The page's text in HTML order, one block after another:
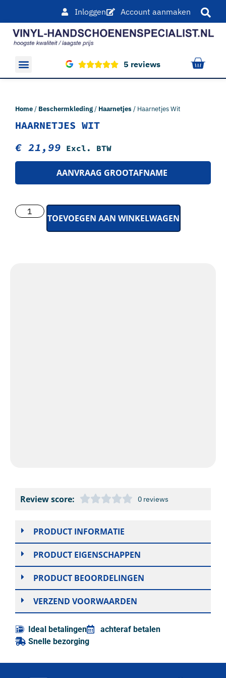
Inloggen Account aanmaken
5 reviews
Home/ Beschermkleding/ Haarnetjes / Haarnetjes Wit
HAARNETJES WIT
€ 21,99 Excl. BTW
AANVRAAG GROOTAFNAME
TOEVOEGEN AAN WINKELWAGEN
Review score: 0 reviews
PRODUCT INFORMATIE
PRODUCT EIGENSCHAPPEN
PRODUCT BEOORDELINGEN
VERZEND VOORWAARDEN
Ideal betalingen
achteraf betalen
Snelle bezorging